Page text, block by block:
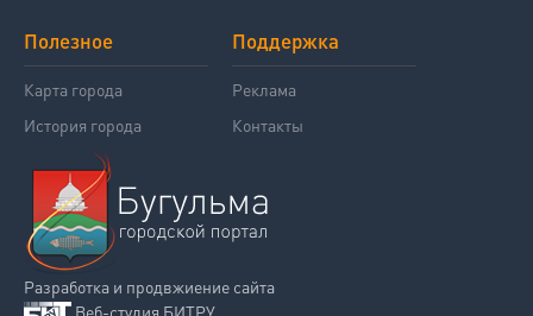
Полезное
Карта города
История города
Поддержка
Реклама
Контакты
Разработка и продвжиение сайта
Веб-студия БИТРУ